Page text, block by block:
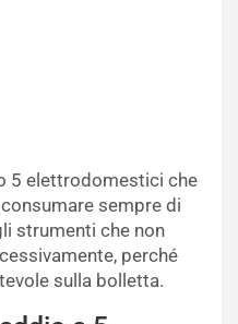
5 elettrodomestici che
sempre di
strumenti che non
perché
sulla bolletta.